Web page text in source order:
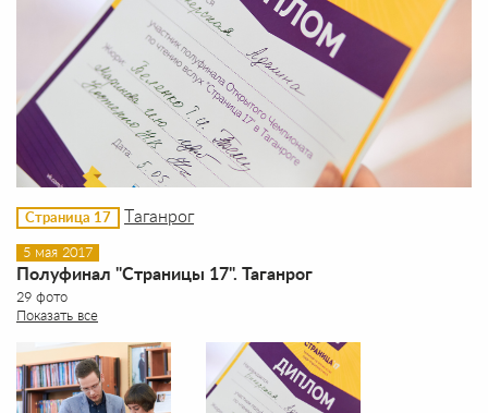
Страница 17 Таганрог
5 мая 2017
Полуфинал "Страницы 17". Таганрог
29 фото
Показать все